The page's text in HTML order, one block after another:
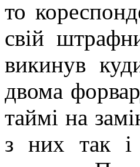
то
свій
викинув
двома
таймі на
з них так і